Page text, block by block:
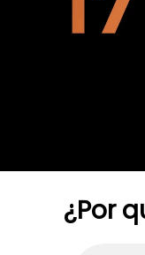
¿Por